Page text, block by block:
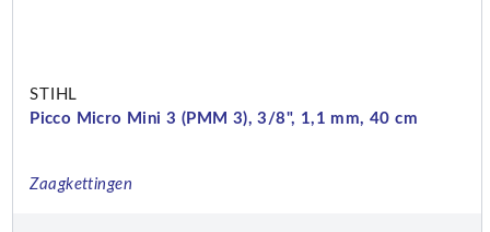
STIHL
Picco Micro Mini 3 (PMM 3), 3/8", 1,1 mm, 40 cm
Zaagkettingen